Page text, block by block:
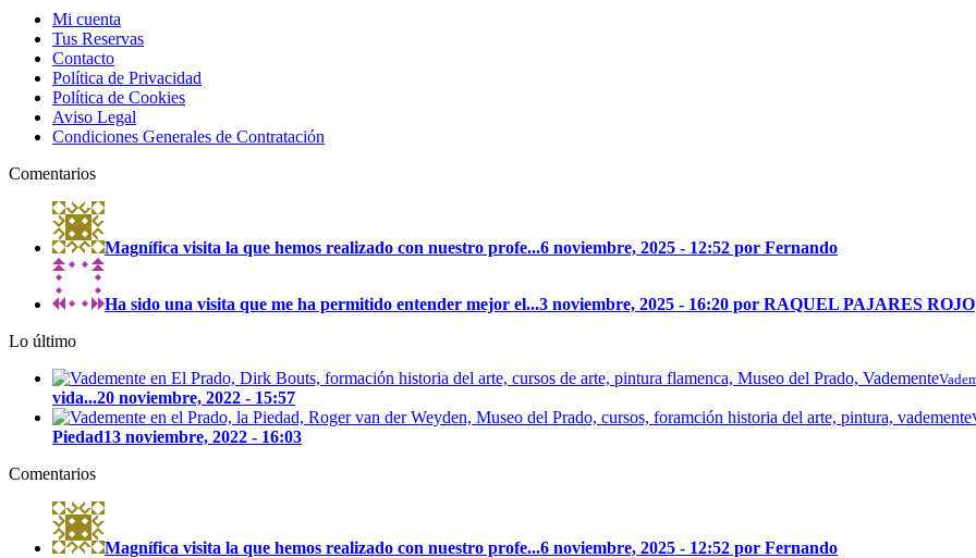
Mi cuenta
Tus Reservas
Contacto
Política de Privacidad
Política de Cookies
Aviso Legal
Condiciones Generales de Contratación
Comentarios
Magnífica visita la que hemos realizado con nuestro profe...6 noviembre, 2025 - 12:52 por Fernando
Ha sido una visita que me ha permitido entender mejor el...3 noviembre, 2025 - 16:20 por RAQUEL PAJARES ROJO
Lo último
vida...20 noviembre, 2022 - 15:57
Piedad13 noviembre, 2022 - 16:03
Comentarios
Magnífica visita la que hemos realizado con nuestro profe...6 noviembre, 2025 - 12:52 por Fernando